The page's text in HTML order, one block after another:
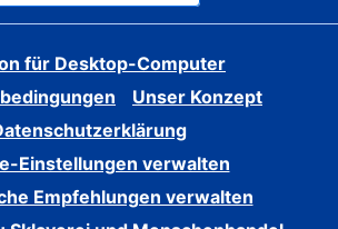
für Desktop-Computer
Unser Konzept
Einstellungen verwalten
Empfehlungen verwalten